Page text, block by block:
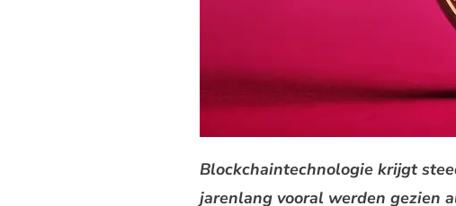
Blockchaintechnologie krijgt
jarenlang vooral werden gezien